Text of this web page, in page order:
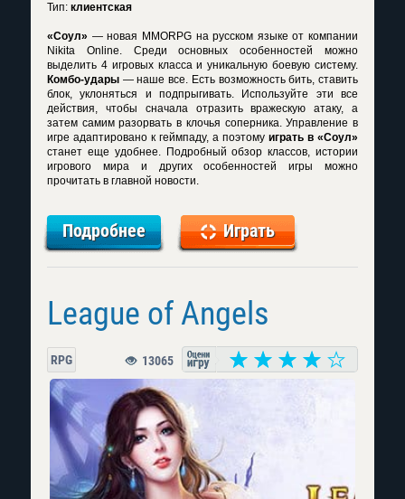
Тип: клиентская
«Соул» — новая MMORPG на русском языке от компании
Nikita Online. Среди основных особенностей можно
выделить 4 игровых класса и уникальную боевую систему.
Комбо-удары — наше все. Есть возможность бить, ставить
блок, уклоняться и подпрыгивать. Используйте эти все
действия, чтобы сначала отразить вражескую атаку, а
затем самим разорвать в клочья соперника. Управление в
игре адаптировано к геймпаду, а поэтому играть в «Соул»
станет еще удобнее. Подробный обзор классов, истории
игрового мира и других особенностей игры можно
прочитать в главной новости.
Подробнее Играть
League of Angels
RPG 13065